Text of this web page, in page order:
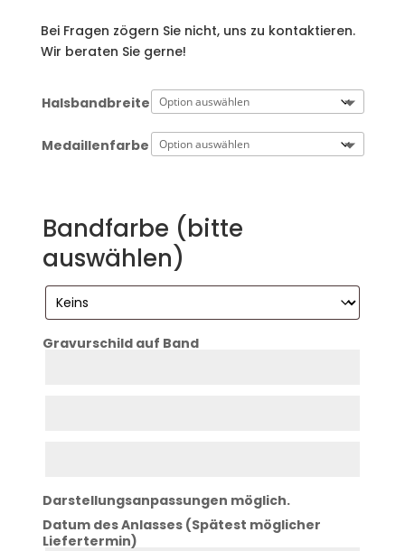
Bei Fragen zögern Sie nicht, uns zu kontaktieren.
Wir beraten Sie gerne!
Halsbandbreite
Medaillenfarbe
Bandfarbe (bitte
auswählen)
Gravurschild auf Band
Darstellungsanpassungen möglich.
Datum des Anlasses (Spätest möglicher
Liefertermin)